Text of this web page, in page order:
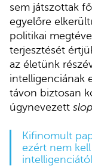
sem játszottak
egyelőre
politikai
terjesztését
az életünk
intelligenciának
távon biztosan
úgynevezett slop
Kifinomult
ezért nem
intelligenciától